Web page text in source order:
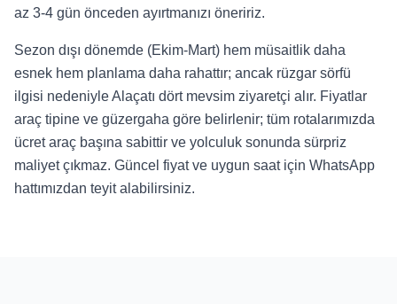
az 3-4 gün önceden ayırtmanızı öneririz.
Sezon dışı dönemde (Ekim-Mart) hem müsaitlik daha
esnek hem planlama daha rahattır; ancak rüzgar sörfü
ilgisi nedeniyle Alaçatı dört mevsim ziyaretçi alır. Fiyatlar
araç tipine ve güzergaha göre belirlenir; tüm rotalarımızda
ücret araç başına sabittir ve yolculuk sonunda sürpriz
maliyet çıkmaz. Güncel fiyat ve uygun saat için WhatsApp
hattımızdan teyit alabilirsiniz.